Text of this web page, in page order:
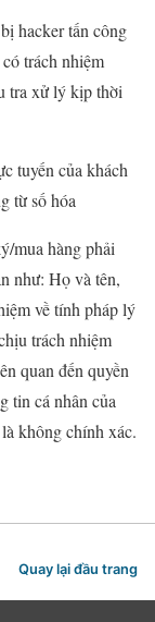
hacker tấn công
trách nhiệm
tra xử lý kịp thời
tuyến của khách
từ số hóa
mua hàng phải
như: Họ và tên,
về tính pháp lý
trách nhiệm
quan đến quyền
tin cá nhân của
không chính xác.
Quay lại đầu trang